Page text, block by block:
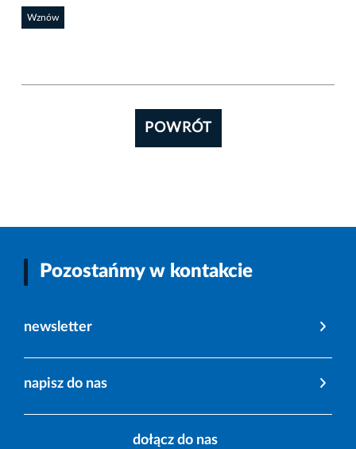
Wznów
POWRÓT
Pozostańmy w kontakcie
newsletter
napisz do nas
dołącz do nas